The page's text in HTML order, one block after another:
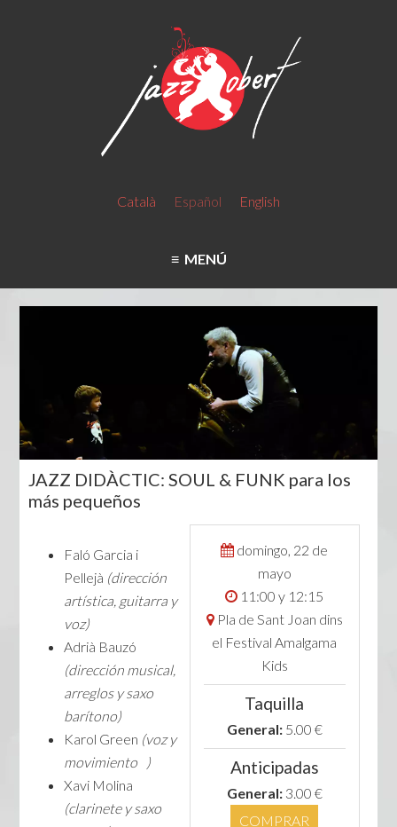
Català Español English
MENÚ
JAZZ DIDÀCTIC: SOUL & FUNK para los
más pequeños
domingo, 22 de
mayo
11:00 y 12:15
Pla de Sant Joan dins
el Festival Amalgama
Kids
Taquilla
General:5.00 €
Anticipadas
General:3.00 €
COMPRAR
Faló Garcia i
Pellejà (dirección
artística, guitarra y
voz)
Adrià Bauzó
(dirección musical,
arreglos y saxo
barítono)
Karol Green (voz y
movimiento )
Xavi Molina
(clarinete y saxo